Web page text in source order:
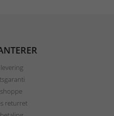
returret